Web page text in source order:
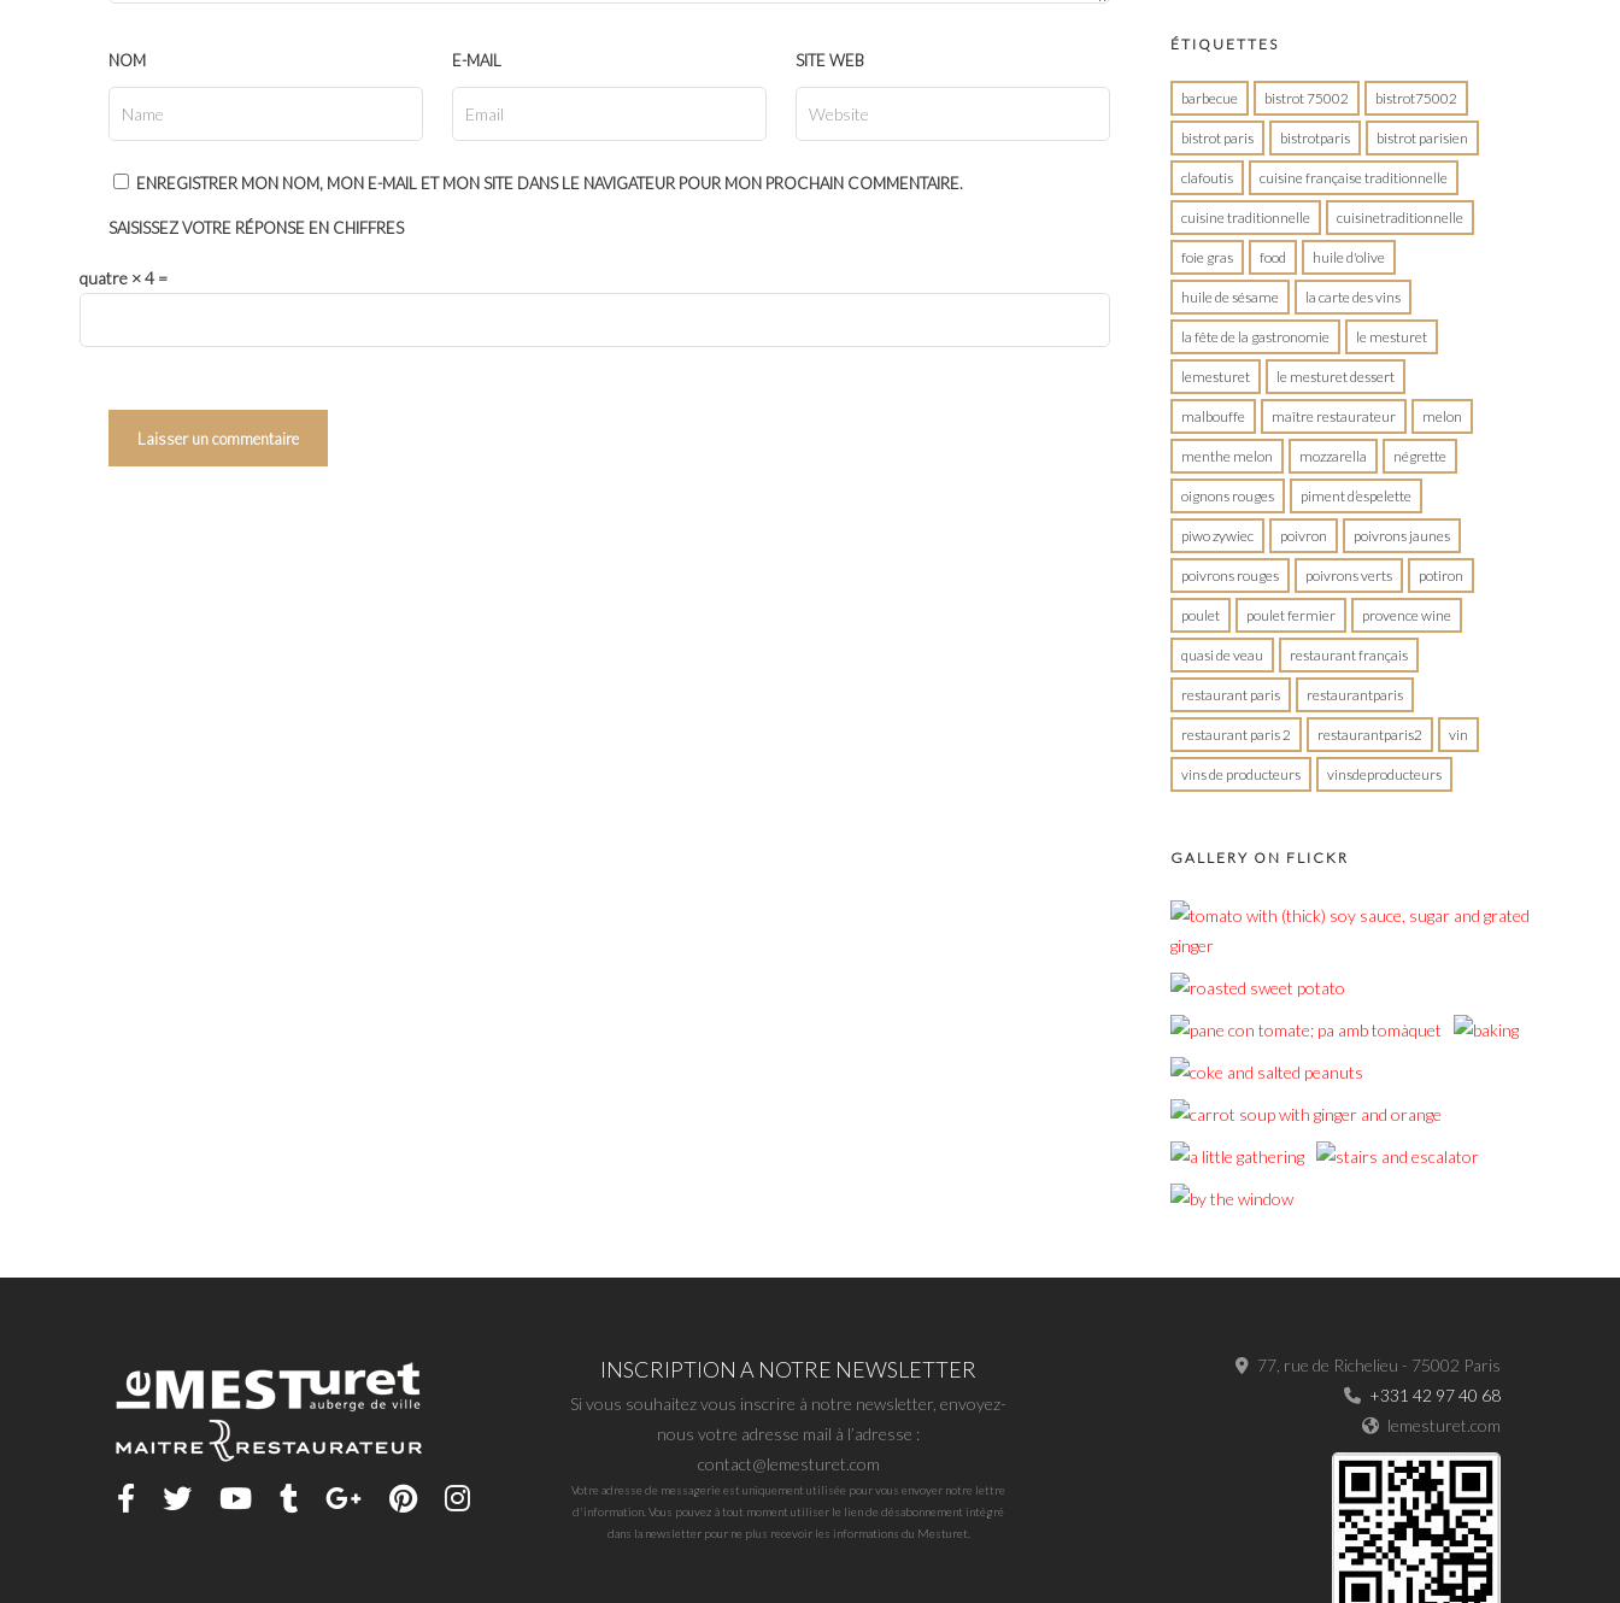
NOM E-MAIL SITE WEB
ENREGISTRER MON NOM, MON E-MAIL ET MON SITE DANS LE NAVIGATEUR POUR MON PROCHAIN COMMENTAIRE.
SAISISSEZ VOTRE RÉPONSE EN CHIFFRES
quatre × 4 =
ÉTIQUETTES
barbecue bistrot 75002 bistrot75002
bistrot paris bistrotparis bistrot parisien
clafoutis cuisine française traditionnelle
cuisine traditionnelle cuisinetraditionnelle
foie gras food huile d'olive
huile de sésame la carte des vins
la fête de la gastronomie le mesturet
lemesturet le mesturet dessert
malbouffe maître restaurateur melon
menthe melon mozzarella négrette
oignons rouges piment d’espelette
piwo zywiec poivron poivrons jaunes
poivrons rouges poivrons verts potiron
poulet poulet fermier provence wine
quasi de veau restaurant français
restaurant paris restaurantparis
restaurant paris 2 restaurantparis2 vin
vins de producteurs vinsdeproducteurs
GALLERY ON FLICKR
INSCRIPTION A NOTRE NEWSLETTER
Si vous souhaitez vous inscrire à notre newsletter, envoyez-
nous votre adresse mail à l’adresse :
contact@lemesturet.com
Votre adresse de messagerie est uniquement utilisée pour vous envoyer notre lettre
d'information. Vous pouvez à tout moment utiliser le lien de désabonnement intégré
dans la newsletter pour ne plus recevoir les informations du Mesturet.
77, rue de Richelieu - 75002 Paris
+331 42 97 40 68
lemesturet.com